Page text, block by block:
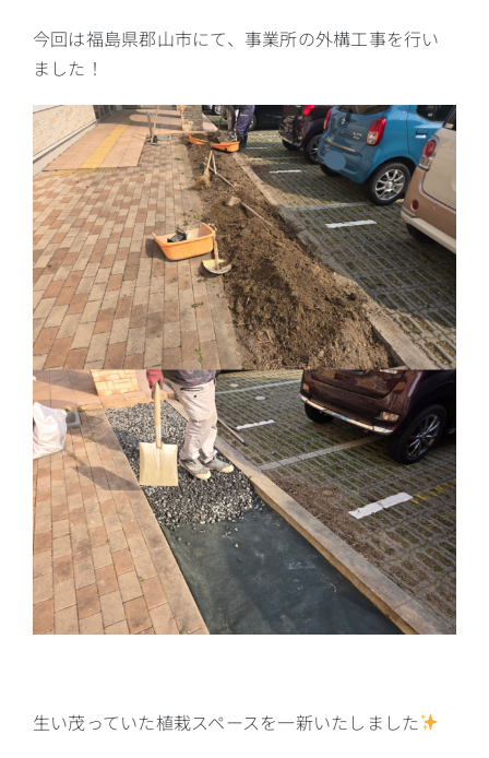
今回は福島県郡山市にて、事業所の外構工事を行い
ました！
生い茂っていた植栽スペースを一新いたしました